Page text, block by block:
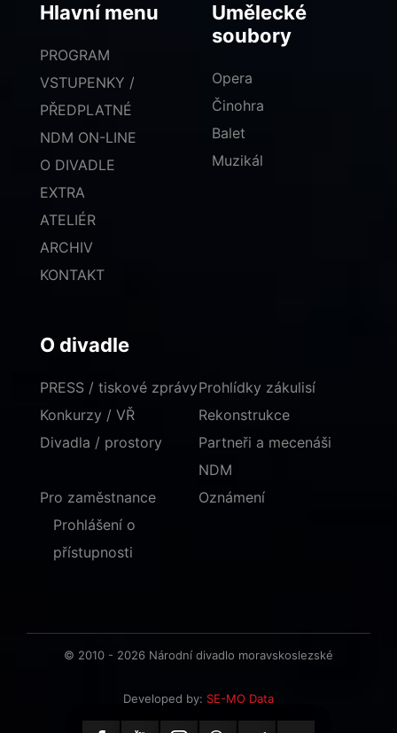
Hlavní menu
PROGRAM
VSTUPENKY /
PŘEDPLATNÉ
NDM ON-LINE
O DIVADLE
EXTRA
ATELIÉR
ARCHIV
KONTAKT
Umělecké
soubory
Opera
Činohra
Balet
Muzikál
O divadle
PRESS / tiskové zprávy
Konkurzy / VŘ
Divadla / prostory
Prohlídky zákulisí
Rekonstrukce
Partneři a mecenáši
NDM
Pro zaměstnance
Oznámení
Prohlášení o
přístupnosti
© 2010 - 2026 Národní divadlo moravskoslezské
Developed by: SE-MO Data